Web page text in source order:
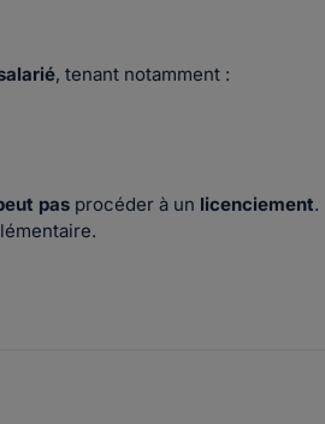
, tenant notamment :
pas procéder à un licenciement.